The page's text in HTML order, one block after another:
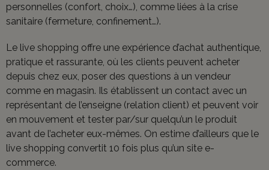
personnelles (confort, choix…), comme liées à la crise
sanitaire (fermeture, confinement…).
Le live shopping offre une expérience d’achat authentique,
pratique et rassurante, où les clients peuvent acheter
depuis chez eux, poser des questions à un vendeur
comme en magasin. Ils établissent un contact avec un
représentant de l’enseigne (relation client) et peuvent voir
en mouvement et tester par/sur quelqu’un le produit
avant de l’acheter eux-mêmes. On estime d’ailleurs que le
live shopping convertit 10 fois plus qu’un site e-
commerce.